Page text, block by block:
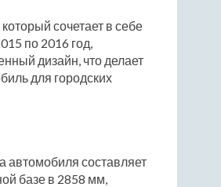
сочетает в себе
по 2016 год,
дизайн, что делает
для городских
составляет
базе в 2858 мм,